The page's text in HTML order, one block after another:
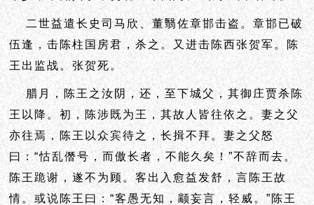
二世益遣长史司马欣、董翳佐章邯击盗。章邯已破
伍逢，击陈柱国房君，杀之。又进击陈西张贺军。陈
王出监战。张贺死。
腊月，陈王之汝阴，还，至下城父，其御庄贾杀陈
王以降。初，陈涉既为王，其故人皆往依之。妻之父
亦往焉，陈王以众宾待之，长揖不拜。妻之父怒
曰：“怙乱僭号，而傲长者，不能久矣！”不辞而去。
陈王跪谢，遂不为顾。客出入愈益发舒，言陈王故
情。或说陈王曰：“客愚无知，颛妄言，轻威。”陈王